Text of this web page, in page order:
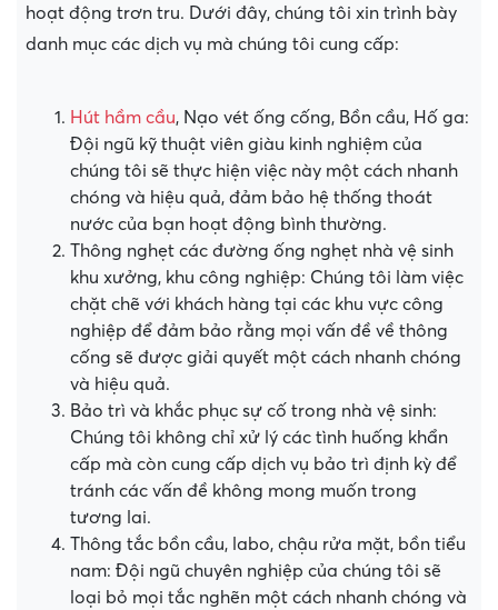
hoạt động trơn tru. Dưới đây, chúng tôi xin trình bày
danh mục các dịch vụ mà chúng tôi cung cấp:
Hút hầm cầu, Nạo vét ống cống, Bồn cầu, Hố ga:
Đội ngũ kỹ thuật viên giàu kinh nghiệm của
chúng tôi sẽ thực hiện việc này một cách nhanh
chóng và hiệu quả, đảm bảo hệ thống thoát
nước của bạn hoạt động bình thường.
Thông nghẹt các đường ống nghẹt nhà vệ sinh
khu xưởng, khu công nghiệp: Chúng tôi làm việc
chặt chẽ với khách hàng tại các khu vực công
nghiệp để đảm bảo rằng mọi vấn đề về thông
cống sẽ được giải quyết một cách nhanh chóng
và hiệu quả.
Bảo trì và khắc phục sự cố trong nhà vệ sinh:
Chúng tôi không chỉ xử lý các tình huống khẩn
cấp mà còn cung cấp dịch vụ bảo trì định kỳ để
tránh các vấn đề không mong muốn trong
tương lai.
Thông tắc bồn cầu, labo, chậu rửa mặt, bồn tiểu
nam: Đội ngũ chuyên nghiệp của chúng tôi sẽ
loại bỏ mọi tắc nghẽn một cách nhanh chóng và